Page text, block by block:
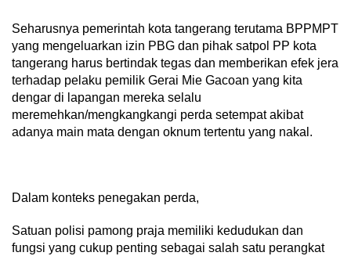
Seharusnya pemerintah kota tangerang terutama BPPMPT
yang mengeluarkan izin PBG dan pihak satpol PP kota
tangerang harus bertindak tegas dan memberikan efek jera
terhadap pelaku pemilik Gerai Mie Gacoan yang kita
dengar di lapangan mereka selalu
meremehkan/mengkangkangi perda setempat akibat
adanya main mata dengan oknum tertentu yang nakal.
Dalam konteks penegakan perda,
Satuan polisi pamong praja memiliki kedudukan dan
fungsi yang cukup penting sebagai salah satu perangkat